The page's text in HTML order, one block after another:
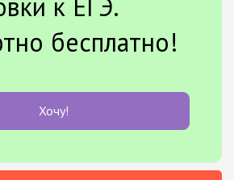
бесплатно!
Хочу!